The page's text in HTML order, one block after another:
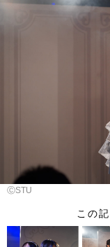
ⒸSTU
この